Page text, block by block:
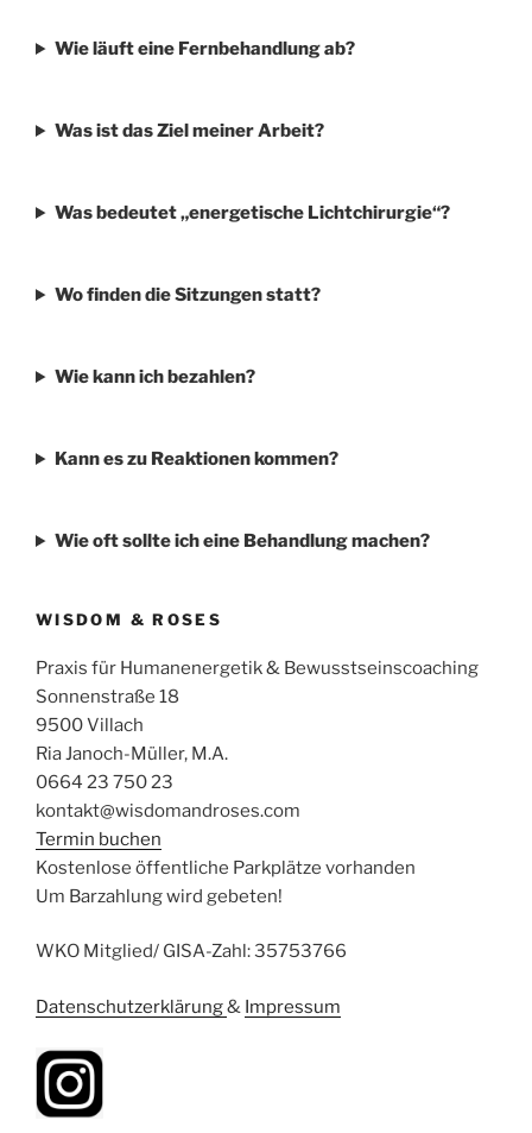
Wie läuft eine Fernbehandlung ab?
Was ist das Ziel meiner Arbeit?
Was bedeutet „energetische Lichtchirurgie“?
Wo finden die Sitzungen statt?
Wie kann ich bezahlen?
Kann es zu Reaktionen kommen?
Wie oft sollte ich eine Behandlung machen?
WISDOM & ROSES
Praxis für Humanenergetik & Bewusstseinscoaching
Sonnenstraße 18
9500 Villach
Ria Janoch-Müller, M.A.
0664 23 750 23
kontakt@wisdomandroses.com
Termin buchen
Kostenlose öffentliche Parkplätze vorhanden
Um Barzahlung wird gebeten!
WKO Mitglied/ GISA-Zahl: 35753766
Datenschutzerklärung& Impressum